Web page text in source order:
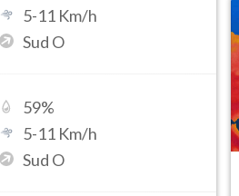
5-11 Km/h
Sud O
59%
5-11 Km/h
Sud O